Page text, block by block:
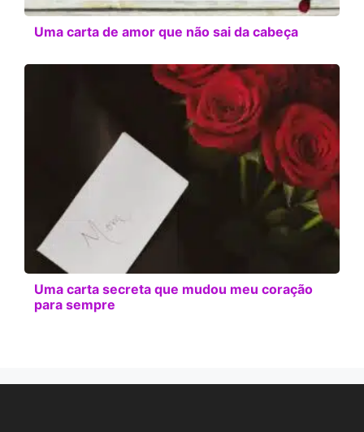
Uma carta de amor que não sai da cabeça
Uma carta secreta que mudou meu coração
para sempre